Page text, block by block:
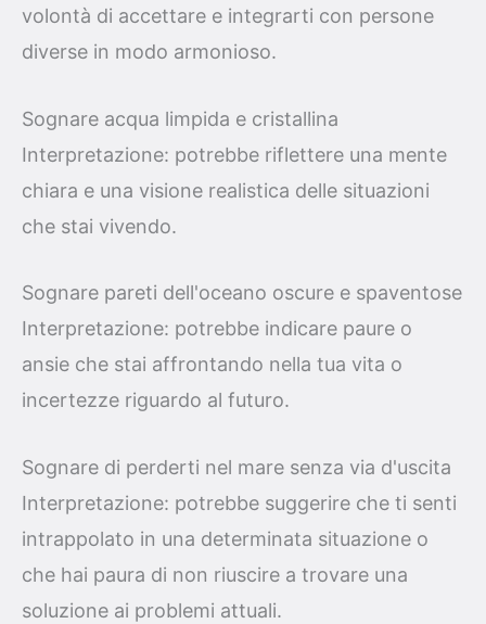
volontà di accettare e integrarti con persone
diverse in modo armonioso.
Sognare acqua limpida e cristallina
Interpretazione: potrebbe riflettere una mente
chiara e una visione realistica delle situazioni
che stai vivendo.
Sognare pareti dell'oceano oscure e spaventose
Interpretazione: potrebbe indicare paure o
ansie che stai affrontando nella tua vita o
incertezze riguardo al futuro.
Sognare di perderti nel mare senza via d'uscita
Interpretazione: potrebbe suggerire che ti senti
intrappolato in una determinata situazione o
che hai paura di non riuscire a trovare una
soluzione ai problemi attuali.